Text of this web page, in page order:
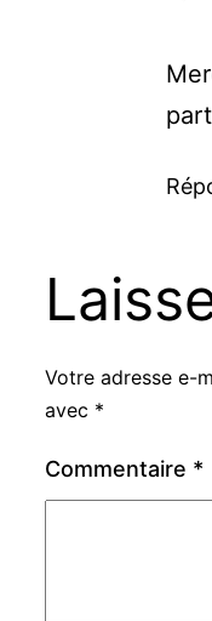
Votre adresse e-
avec *
Commentaire *